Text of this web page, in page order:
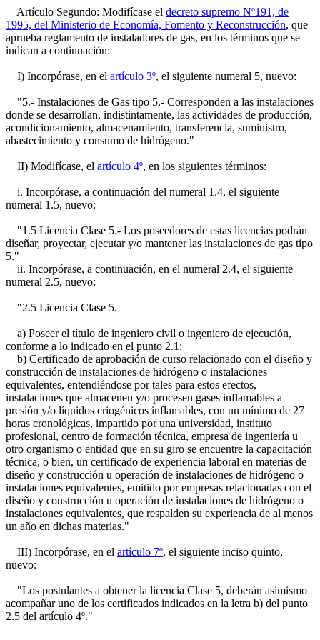
Artículo Segundo: Modifícase el decreto supremo Nº191, de
1995, del Ministerio de Economía, Fomento y Reconstrucción, que
aprueba reglamento de instaladores de gas, en los términos que se
indican a continuación:
I) Incorpórase, en el artículo 3º, el siguiente numeral 5, nuevo:
"5.- Instalaciones de Gas tipo 5.- Corresponden a las instalaciones
donde se desarrollan, indistintamente, las actividades de producción,
acondicionamiento, almacenamiento, transferencia, suministro,
abastecimiento y consumo de hidrógeno."
II) Modifícase, el artículo 4º, en los siguientes términos:
i. Incorpórase, a continuación del numeral 1.4, el siguiente
numeral 1.5, nuevo:
"1.5 Licencia Clase 5.- Los poseedores de estas licencias podrán
diseñar, proyectar, ejecutar y/o mantener las instalaciones de gas tipo
5."
ii. Incorpórase, a continuación, en el numeral 2.4, el siguiente
numeral 2.5, nuevo:
"2.5 Licencia Clase 5.
a) Poseer el título de ingeniero civil o ingeniero de ejecución,
conforme a lo indicado en el punto 2.1;
b) Certificado de aprobación de curso relacionado con el diseño y
construcción de instalaciones de hidrógeno o instalaciones
equivalentes, entendiéndose por tales para estos efectos,
instalaciones que almacenen y/o procesen gases inflamables a
presión y/o líquidos criogénicos inflamables, con un mínimo de 27
horas cronológicas, impartido por una universidad, instituto
profesional, centro de formación técnica, empresa de ingeniería u
otro organismo o entidad que en su giro se encuentre la capacitación
técnica, o bien, un certificado de experiencia laboral en materias de
diseño y construcción u operación de instalaciones de hidrógeno o
instalaciones equivalentes, emitido por empresas relacionadas con el
diseño y construcción u operación de instalaciones de hidrógeno o
instalaciones equivalentes, que respalden su experiencia de al menos
un año en dichas materias."
III) Incorpórase, en el artículo 7º, el siguiente inciso quinto,
nuevo:
"Los postulantes a obtener la licencia Clase 5, deberán asimismo
acompañar uno de los certificados indicados en la letra b) del punto
2.5 del artículo 4º."